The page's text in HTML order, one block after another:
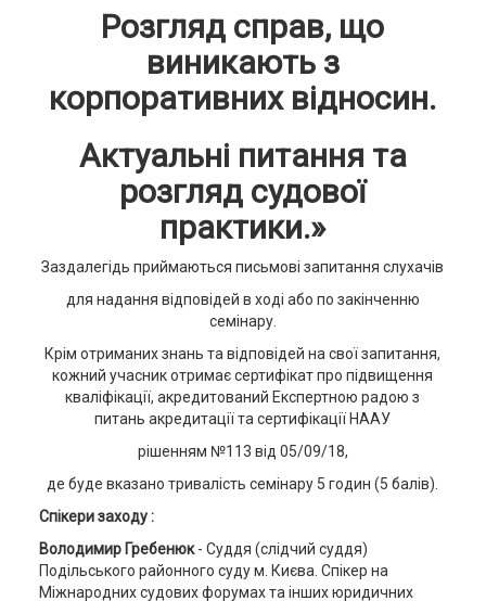
Розгляд справ, що
виникають з
корпоративних відносин.
Актуальні питання та
розгляд судової
практики.»
Заздалегідь приймаються письмові запитання слухачів
для надання відповідей в ході або по закінченню
семінару.
Крім отриманих знань та відповідей на свої запитання,
кожний учасник отримає сертифікат про підвищення
кваліфікації, акредитований Експертною радою з
питань акредитації та сертифікації НААУ
рішенням №113 від 05/09/18,
де буде вказано тривалість семінару 5 годин (5 балів).
Спікери заходу :
Володимир Гребенюк- Суддя (слідчий суддя)
Подільського районного суду м. Києва. Спікер на
Міжнародних судових форумах та інших юридичних